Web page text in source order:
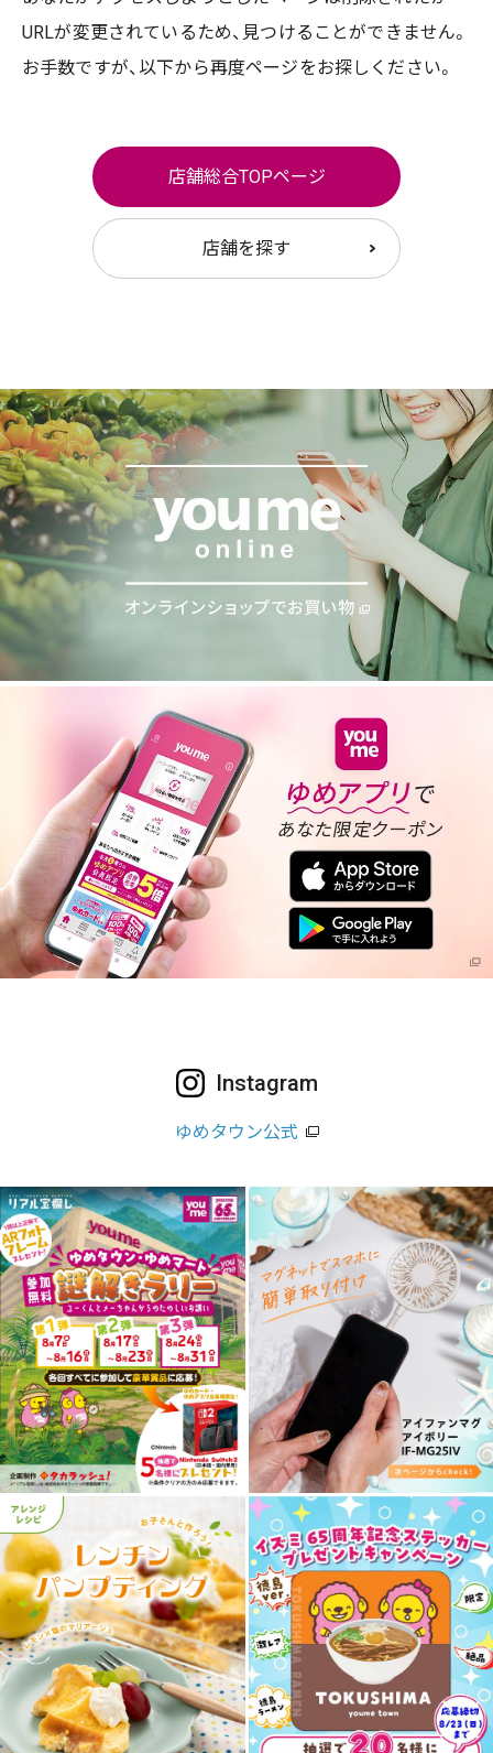
URLが変更されているため、 見つけることができません。
お手数ですが、以下から再度ページをお探しください。
店舗総合TOPページ
店舗を探す
Instagram
ゆめタウン公式